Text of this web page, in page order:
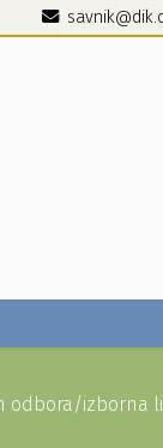
izborna lista